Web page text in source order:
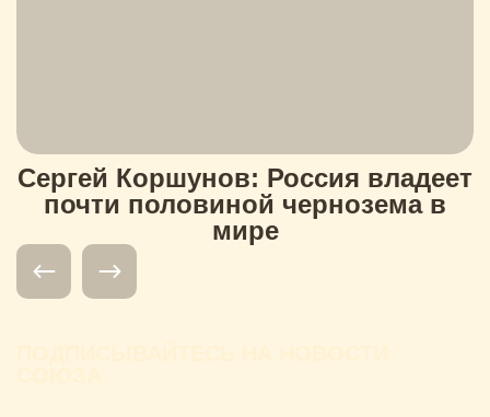
Сергей Коршунов: Россия владеет
почти половиной чернозема в
мире